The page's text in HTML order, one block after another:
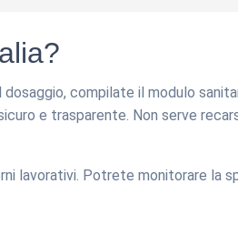
compilate il modulo
e trasparente. Non serve
lavorativi. Potrete monitorare la